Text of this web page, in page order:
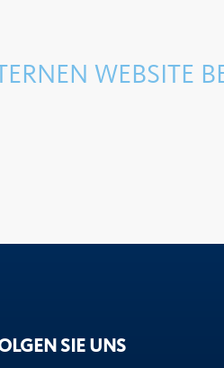
WEBSITE
SIE UNS